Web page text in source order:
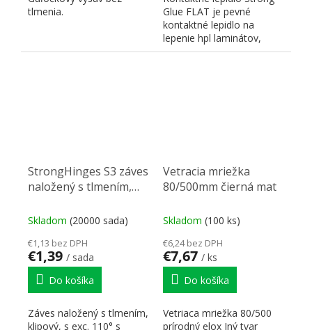
tlmenia.
Glue FLAT je pevné
kontaktné lepidlo na
lepenie hpl laminátov,
nábytkových hrán alebo...
StrongHinges S3 záves
naložený s tlmením,
H0 na vrut
Skladom (20000 sada)
€1,13 bez DPH
€1,39 / sada
Do košíka
Záves naložený s tlmením,
klipový, s exc. 110° s
Vetracia mriežka
80/500mm čierná mat
Skladom (100 ks)
€6,24 bez DPH
€7,67 / ks
Do košíka
Vetriaca mriežka 80/500
prírodný elox Iný tvar